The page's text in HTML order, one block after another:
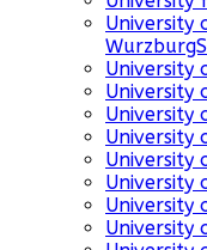
University
University
University
University
University
University
University
University
University